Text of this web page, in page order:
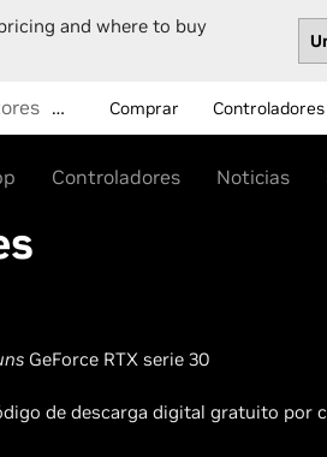
and where to buy
… Comprar Controladores
Controladores Noticias
GeForce RTX serie 30
de descarga digital gratuito por